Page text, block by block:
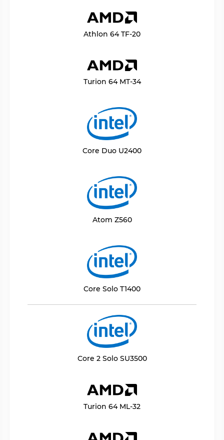
Athlon 64 TF-20
Turion 64 MT-34
Core Duo U2400
Atom Z560
Core Solo T1400
Core 2 Solo SU3500
Turion 64 ML-32